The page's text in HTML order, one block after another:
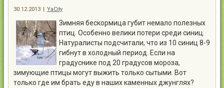
30.12.2013 | YaCity
Зимняя бескормица губит немало полезных
птиц. Особенно велики потери среди синиц.
Натуралисты подсчитали, что из 10 синиц 8-9
гибнут в холодный период. Если на
градуснике под 20 градусов мороза,
зимующие птицы могут выжить только сытыми. Вот
только где им брать еду в наших каменных джунглях?